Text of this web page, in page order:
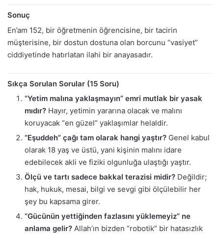
Sonuç
En’am 152, bir öğretmenin öğrencisine, bir tacirin
müşterisine, bir dostun dostuna olan borcunu “vasiyet”
ciddiyetinde hatırlatan ilahi bir anayasadır.
Sıkça Sorulan Sorular (15 Soru)
“Yetim malına yaklaşmayın” emri mutlak bir yasak
mıdır? Hayır, yetimin yararına olacak ve malını
koruyacak “en güzel” yaklaşımlar helaldir.
“Eşuddeh” çağı tam olarak hangi yaştır? Genel kabul
olarak 18 yaş ve üstü, yani kişinin malını idare
edebilecek akli ve fiziki olgunluğa ulaştığı yaştır.
Ölçü ve tartı sadece bakkal terazisi midir? Değildir;
hak, hukuk, mesai, bilgi ve sevgi gibi ölçülebilir her
şey bu kapsama girer.
“Gücünün yettiğinden fazlasını yüklemeyiz” ne
anlama gelir? Allah’ın bizden “robotik” bir hatasızlık